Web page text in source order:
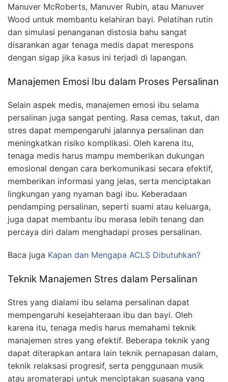
Manuver McRoberts, Manuver Rubin, atau Manuver
Wood untuk membantu kelahiran bayi. Pelatihan rutin
dan simulasi penanganan distosia bahu sangat
disarankan agar tenaga medis dapat merespons
dengan sigap jika kasus ini terjadi di lapangan.
Manajemen Emosi Ibu dalam Proses Persalinan
Selain aspek medis, manajemen emosi ibu selama
persalinan juga sangat penting. Rasa cemas, takut, dan
stres dapat mempengaruhi jalannya persalinan dan
meningkatkan risiko komplikasi. Oleh karena itu,
tenaga medis harus mampu memberikan dukungan
emosional dengan cara berkomunikasi secara efektif,
memberikan informasi yang jelas, serta menciptakan
lingkungan yang nyaman bagi ibu. Keberadaan
pendamping persalinan, seperti suami atau keluarga,
juga dapat membantu ibu merasa lebih tenang dan
percaya diri dalam menghadapi proses persalinan.
Baca juga Kapan dan Mengapa ACLS Dibutuhkan?
Teknik Manajemen Stres dalam Persalinan
Stres yang dialami ibu selama persalinan dapat
mempengaruhi kesejahteraan ibu dan bayi. Oleh
karena itu, tenaga medis harus memahami teknik
manajemen stres yang efektif. Beberapa teknik yang
dapat diterapkan antara lain teknik pernapasan dalam,
teknik relaksasi progresif, serta penggunaan musik
atau aromaterapi untuk menciptakan suasana yang